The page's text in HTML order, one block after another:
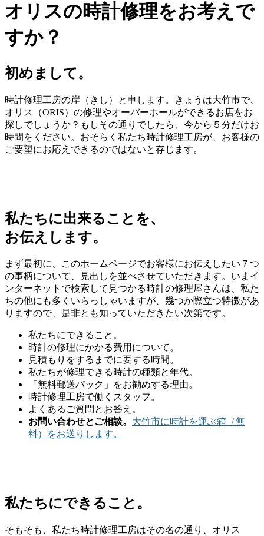
オリスの時計修理をお考えで
すか？
初めまして。
時計修理工房の岸（きし）と申します。きょうは大竹市で、
オリス（ORIS）の修理やオーバーホールができるお店をお
探しでしょうか？もしその通りでしたら、今から５分だけお
時間をください。おそらく私たち時計修理工房が、お客様の
ご要望にお応えできるのではないと存じます。
私たちに出来ることを、
お伝えします。
まず最初に、このホームページでお客様にお伝えしたい７つ
の事柄について、見出しを並べさせていただきます。いまイ
ンターネットで検索して見つかる時計の修理屋さんは、私た
ちの他にも多くいらっしゃいますが、幾つか際立つ特徴があ
りますので、是非とも知っていただきたい次第です。
私たちにできること。
時計の修理にかかる費用について。
見積もりをするまでに要する時間。
私たちが修理できる時計の種類と年代。
「無料郵送パック」をお勧めする理由。
時計修理工房で働くスタッフ。
よくあるご質問とお答え。
お問い合わせとご相談。 大竹市に時計を運ぶ箱（無
料）をお送りします。
私たちにできること。
そもそも、私たち時計修理工房はその名の通り、オリス